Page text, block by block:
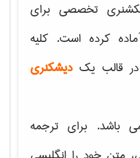
تخصصی برای
کرده است. کلیه
در قالب یکدیشکنری
باشد. برای ترجمه